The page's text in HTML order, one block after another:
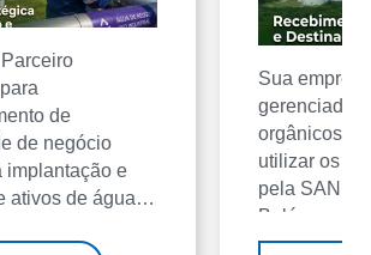
de
de negócio
implantação e
ativos de água
Sua
orgânicos?
utilizar os
pela
Belém